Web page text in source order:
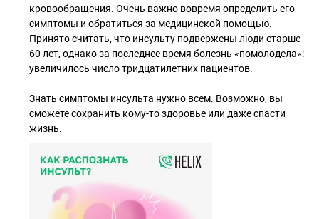
кровообращения. Очень важно вовремя определить его
симптомы и обратиться за медицинской помощью.
Принято считать, что инсульту подвержены люди старше
60 лет, однако за последнее время болезнь «помолодела»:
увеличилось число тридцатилетних пациентов.
Знать симптомы инсульта нужно всем. Возможно, вы
сможете сохранить кому-то здоровье или даже спасти
жизнь.